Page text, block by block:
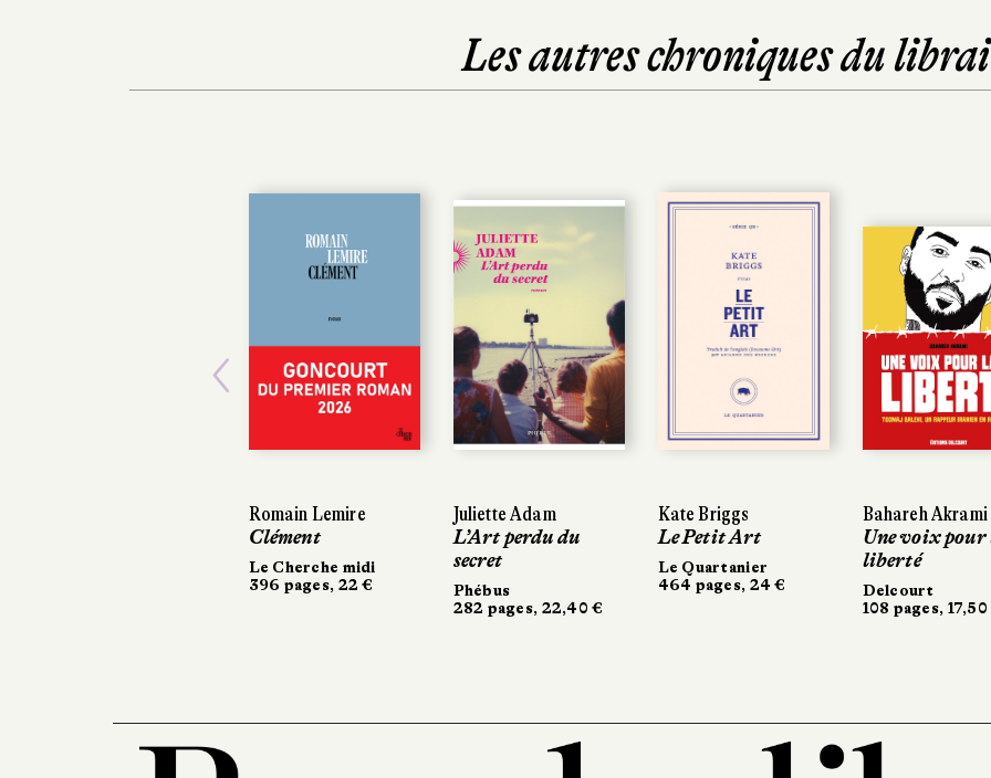
Les autres chroniques du
Romain Lemire
Clément
Le Cherche midi
396 pages, 22 €
Juliette Adam
L’Art perdu du
secret
Phébus
282 pages, 22,40 €
Kate Briggs
Le Petit Art
Le Quartanier
464 pages, 24 €
Bahareh Akrami
Une voix pour
liberté
Delcourt
108 pages,
Previous